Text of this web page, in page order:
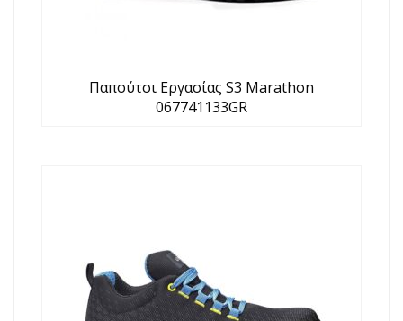
Παπούτσι Εργασίας S3 Marathon
067741133GR